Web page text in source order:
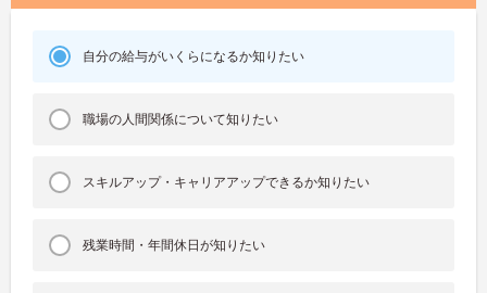
自分の給与がいくらになるか知りたい
職場の人間関係について知りたい
スキルアップ・キャリアアップできるか知りたい
残業時間・年間休日が知りたい